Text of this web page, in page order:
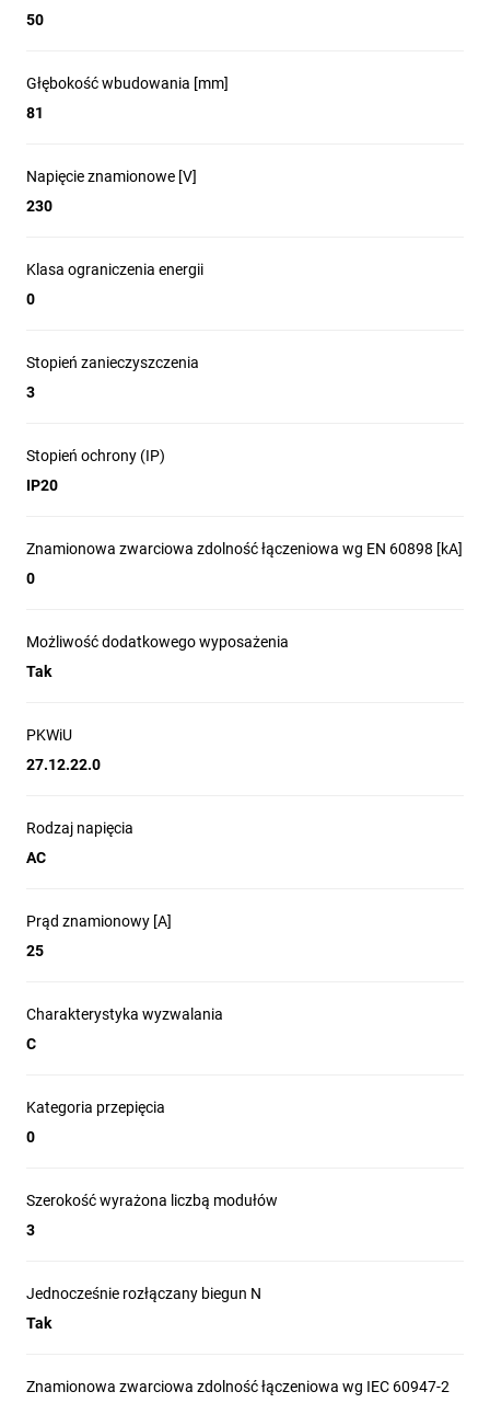
50
Głębokość wbudowania [mm]
81
Napięcie znamionowe [V]
230
Klasa ograniczenia energii
0
Stopień zanieczyszczenia
3
Stopień ochrony (IP)
IP20
Znamionowa zwarciowa zdolność łączeniowa wg EN 60898 [kA]
0
Możliwość dodatkowego wyposażenia
Tak
PKWiU
27.12.22.0
Rodzaj napięcia
AC
Prąd znamionowy [A]
25
Charakterystyka wyzwalania
C
Kategoria przepięcia
0
Szerokość wyrażona liczbą modułów
3
Jednocześnie rozłączany biegun N
Tak
Znamionowa zwarciowa zdolność łączeniowa wg IEC 60947-2